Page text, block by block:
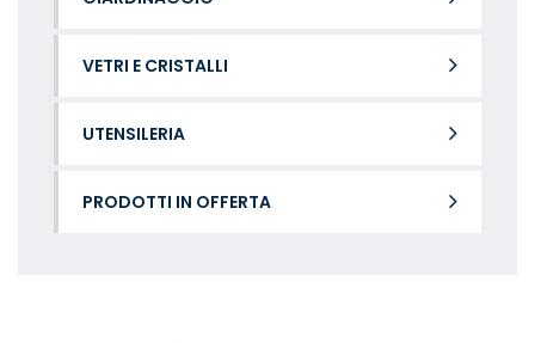
VETRI E CRISTALLI
UTENSILERIA
PRODOTTI IN OFFERTA